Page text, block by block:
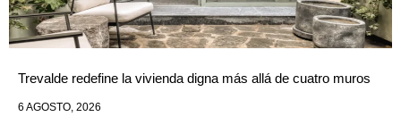
Trevalde redefine la vivienda digna más allá de cuatro muros
6 AGOSTO, 2026